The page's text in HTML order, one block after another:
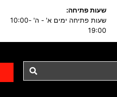
שעות פתיחה:
שעות פתיחה ימים א' - ה' 10:00-
19:00